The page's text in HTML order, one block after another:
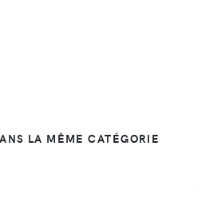
LA MÊME CATÉGORIE